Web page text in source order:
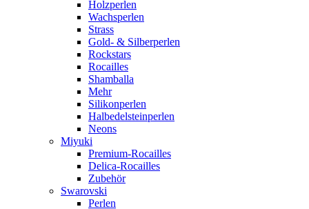
Holzperlen
Wachsperlen
Strass
Gold- & Silberperlen
Rockstars
Rocailles
Shamballa
Mehr
Silikonperlen
Halbedelsteinperlen
Neons
Miyuki
Premium-Rocailles
Delica-Rocailles
Zubehör
Swarovski
Perlen